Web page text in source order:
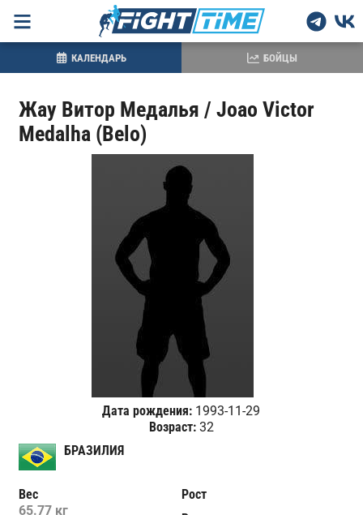
Жау Витор Медалья / Joao Victor
Medalha (Belo)
Дата рождения: 1993-11-29
Возраст:32
БРАЗИЛИЯ
Вес
65.77 кг
Рост
КАЛЕНДАРЬ БОЙЦЫ